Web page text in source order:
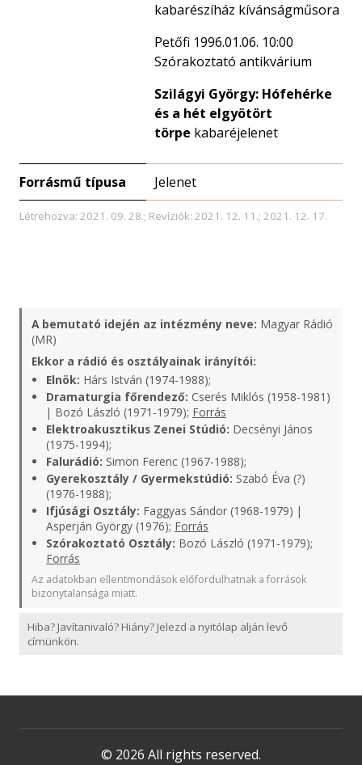
kabarészíház kívánságműsora
Petőfi 1996.01.06. 10:00
Szórakoztató antikvárium
Szilágyi György: Hófehérke
és a hét elgyötört
törpe kabaréjelenet
Forrásmű típusa Jelenet
Létrehozva: 2021. 09. 28.; Revíziók: 2021. 12. 11.; 2021. 12. 17.
A bemutató idején az intézmény neve: Magyar Rádió
(MR)
Ekkor a rádió és osztályainak irányítói:
Elnök: Hárs István (1974-1988);
Dramaturgia főrendező: Cserés Miklós (1958-1981)
| Bozó László (1971-1979); Forrás
Elektroakusztikus Zenei Stúdió: Decsényi János
(1975-1994);
Falurádió: Simon Ferenc (1967-1988);
Gyerekosztály / Gyermekstúdió: Szabó Éva (?)
(1976-1988);
Ifjúsági Osztály: Faggyas Sándor (1968-1979) |
Asperján György (1976); Forrás
Szórakoztató Osztály: Bozó László (1971-1979);
Forrás
Az adatokban ellentmondások előfordulhatnak a források
bizonytalansága miatt.
Hiba? Javítanivaló? Hiány? Jelezd a nyitólap alján levő
címünkön.
© 2026 All rights reserved.